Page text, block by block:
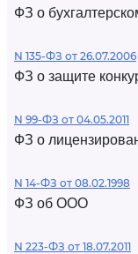
ФЗ о
N 135-ФЗ от 26.07.2006
ФЗ о защите
N 99-ФЗ от 04.05.2011
ФЗ о
N 14-ФЗ от 08.02.1998
ФЗ об ООО
N 223-ФЗ от 18.07.2011